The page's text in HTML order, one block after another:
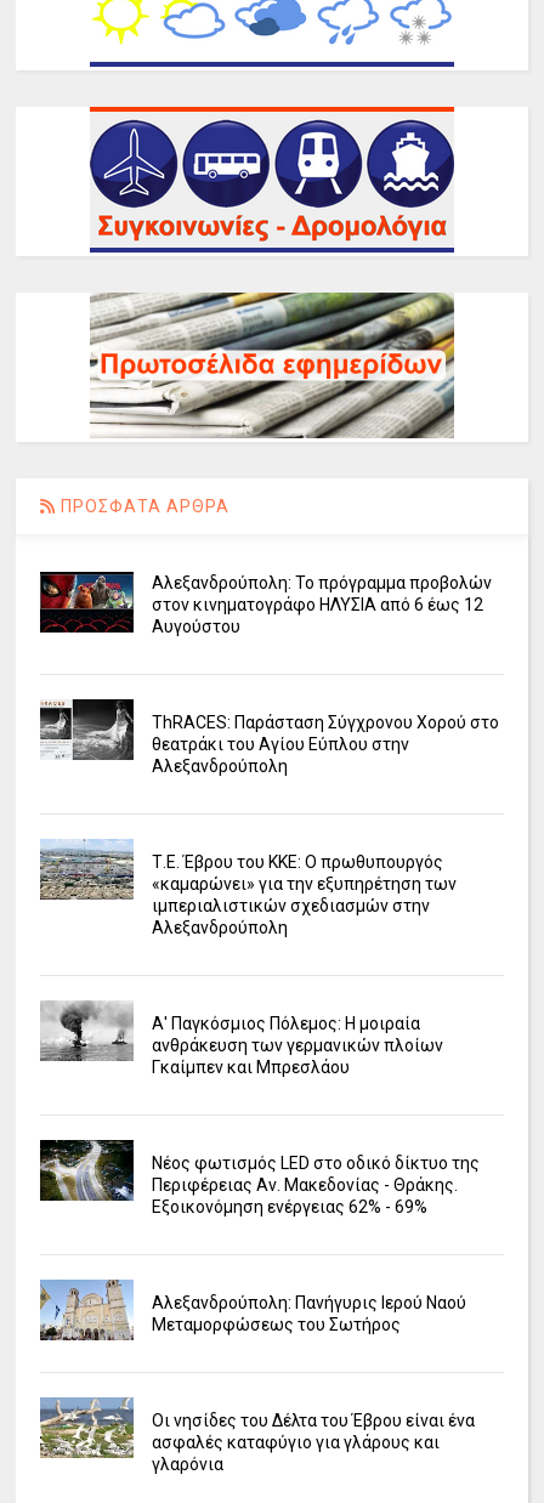
ΠΡΟΣΦΑΤΑ ΑΡΘΡΑ
Αλεξανδρούπολη: Το πρόγραμμα προβολών
στον κινηματογράφο ΗΛΥΣΙΑ από 6 έως 12
Αυγούστου
ΤhRACES: Παράσταση Σύγχρονου Χορού στο
θεατράκι του Αγίου Εύπλου στην
Αλεξανδρούπολη
Τ.Ε. Έβρου του ΚΚΕ: Ο πρωθυπουργός
«καμαρώνει» για την εξυπηρέτηση των
ιμπεριαλιστικών σχεδιασμών στην
Αλεξανδρούπολη
Α' Παγκόσμιος Πόλεμος: Η μοιραία
ανθράκευση των γερμανικών πλοίων
Γκαίμπεν και Μπρεσλάου
Νέος φωτισμός LED στο οδικό δίκτυο της
Περιφέρειας Αν. Μακεδονίας - Θράκης.
Εξοικονόμηση ενέργειας 62% - 69%
Αλεξανδρούπολη: Πανήγυρις Ιερού Ναού
Μεταμορφώσεως του Σωτήρος
Οι νησίδες του Δέλτα του Έβρου είναι ένα
ασφαλές καταφύγιο για γλάρους και
γλαρόνια